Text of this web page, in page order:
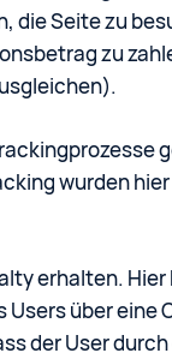
die Seite zu
zu
wurden
erhalten. Hier
über eine
der User durch